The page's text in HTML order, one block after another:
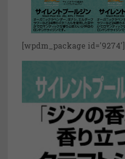
[wpdm_package id='9274']